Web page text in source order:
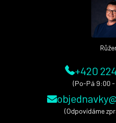
+420
(Po-Pá 9:00 -
(Odpovídáme